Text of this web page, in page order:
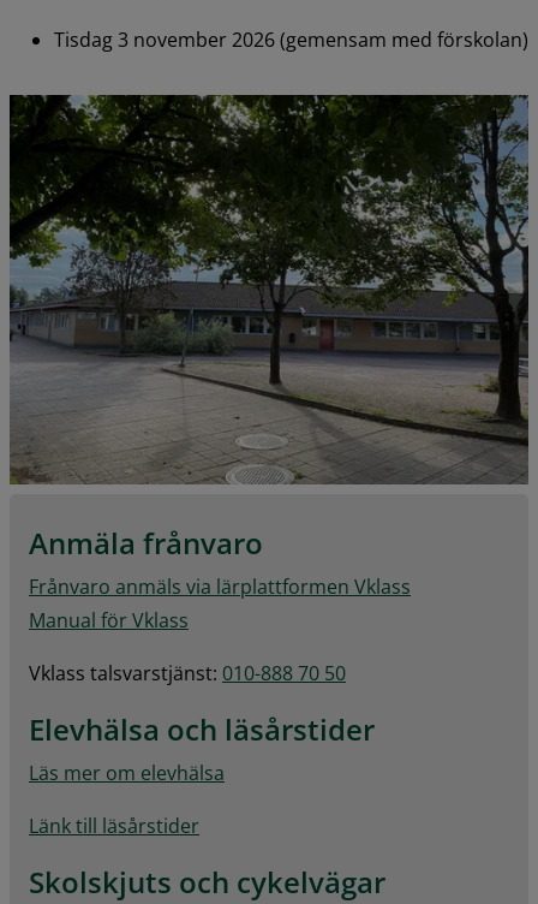
Tisdag 3 november 2026 (gemensam med förskolan)
Anmäla frånvaro
Frånvaro anmäls via lärplattformen Vklass
Manual för Vklass
Vklass talsvarstjänst: 010-888 70 50
Elevhälsa och läsårstider
Läs mer om elevhälsa
Länk till läsårstider
Skolskjuts och cykelvägar